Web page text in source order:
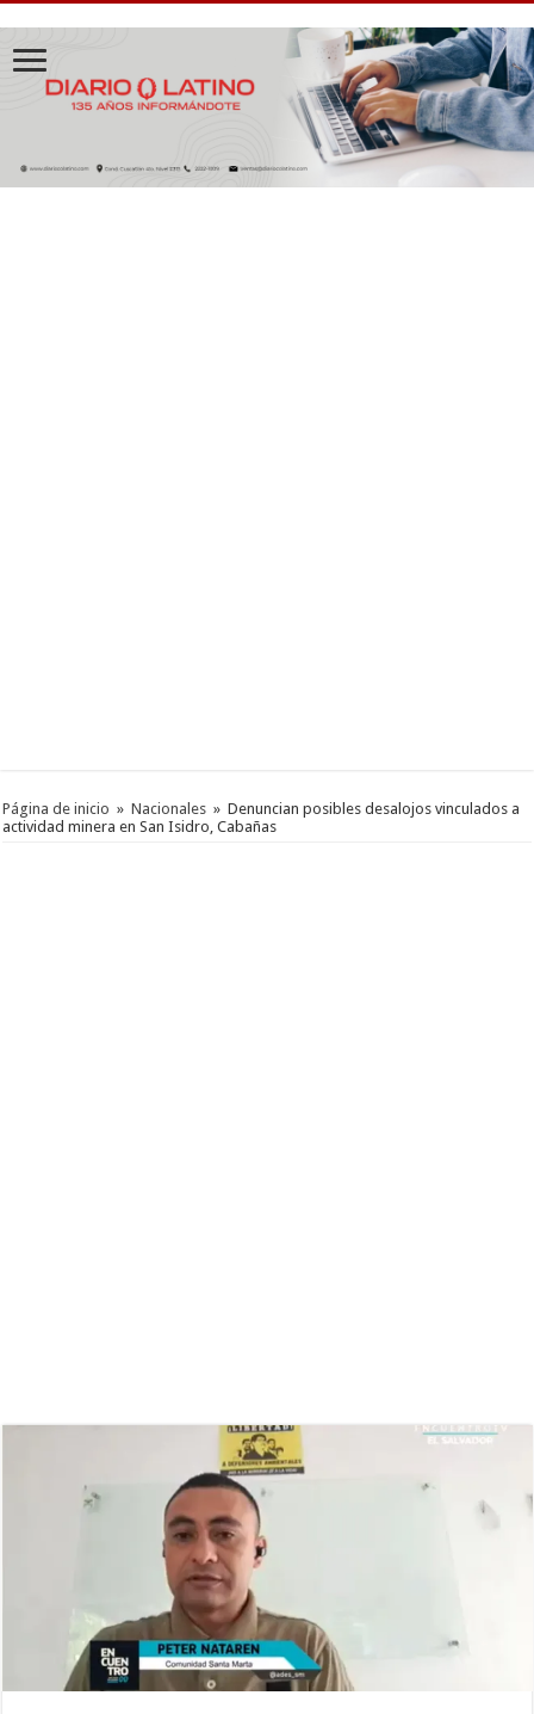
Página de inicio » Nacionales » Denuncian posibles desalojos vinculados a
actividad minera en San Isidro, Cabañas